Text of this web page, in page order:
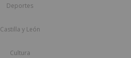
Deportes
Castilla y León
Cultura